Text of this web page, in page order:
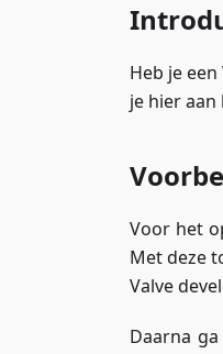
Heb je
je hier
Voor het
Met deze
Valve
Daarna